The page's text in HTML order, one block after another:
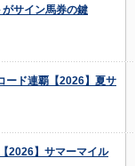
サイン馬券の鍵
ード連覇【2026】夏サ
2026】サマーマイル